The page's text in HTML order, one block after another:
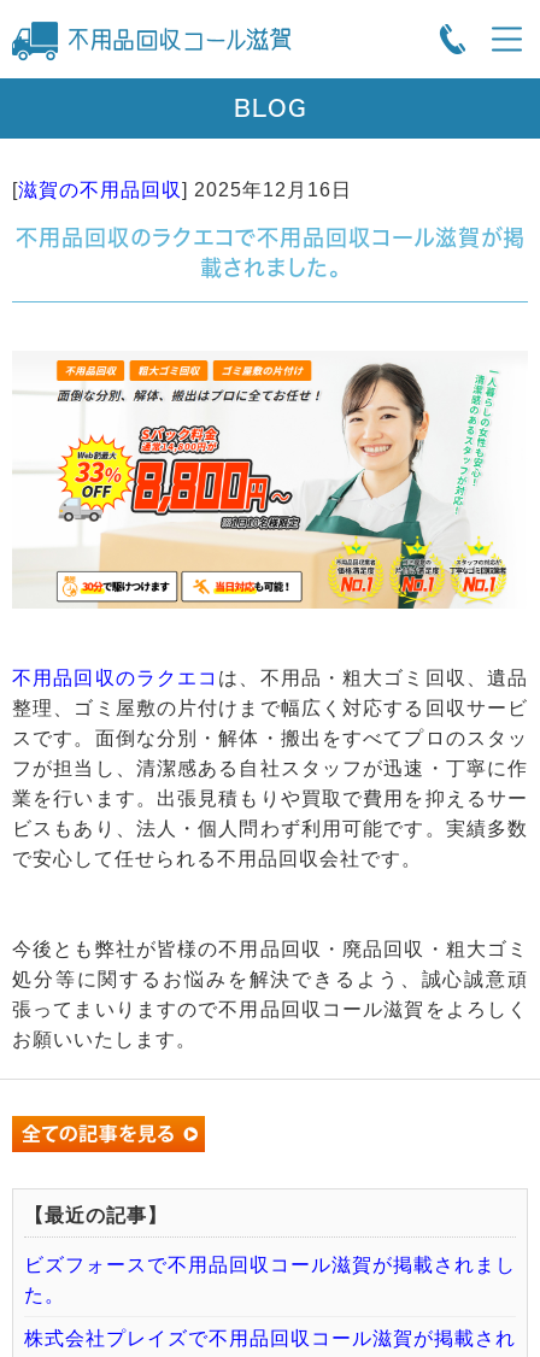
BLOG
[滋賀の不用品回収] 2025年12月16日
不用品回収のラクエコで不用品回収コール滋賀が掲
載されました。
不用品回収のラクエコ は、不用品・粗大ゴミ回収、遺品
整理、ゴミ屋敷の片付けまで幅広く対応する回収サービ
スです。面倒な分別・解体・搬出をすべてプロのスタッ
フが担当し、清潔感ある自社スタッフが迅速・丁寧に作
業を行います。出張見積もりや買取で費用を抑えるサー
ビスもあり、法人・個人問わず利用可能です。実績多数
で安心して任せられる不用品回収会社です。
今後とも弊社が皆様の不用品回収・廃品回収・粗大ゴミ
処分等に関するお悩みを解決できるよう、誠心誠意頑
張ってまいりますので不用品回収コール滋賀をよろしく
お願いいたします。
【最近の記事】
ビズフォースで不用品回収コール滋賀が掲載されまし
た。
株式会社プレイズで不用品回収コール滋賀が掲載され